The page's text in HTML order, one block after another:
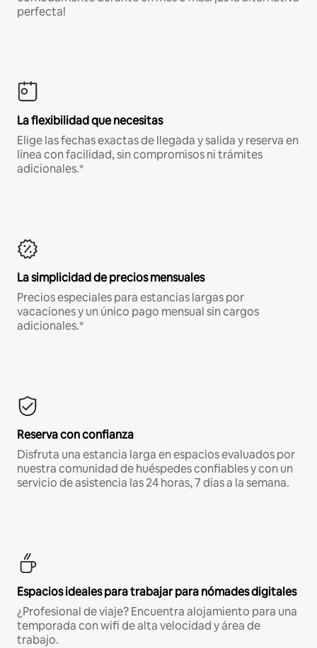
perfecta!
La flexibilidad que necesitas
Elige las fechas exactas de llegada y salida y reserva en
línea con facilidad, sin compromisos ni trámites
adicionales.*
La simplicidad de precios mensuales
Precios especiales para estancias largas por
vacaciones y un único pago mensual sin cargos
adicionales.*
Reserva con confianza
Disfruta una estancia larga en espacios evaluados por
nuestra comunidad de huéspedes confiables y con un
servicio de asistencia las 24 horas, 7 días a la semana.
Espacios ideales para trabajar para nómades digitales
¿Profesional de viaje? Encuentra alojamiento para una
temporada con wifi de alta velocidad y área de
trabajo.